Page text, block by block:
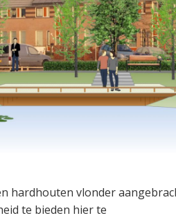
hardhouten vlonder
te bieden hier te